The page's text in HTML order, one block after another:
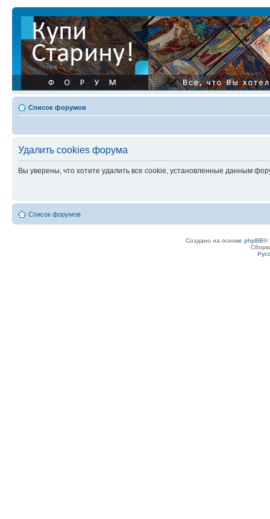
Список форумов
Удалить cookies форума
Вы уверены, что хотите удалить все cookie, установленные данным
Список форумов
Создано на основе phpBB®